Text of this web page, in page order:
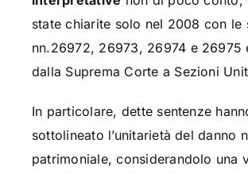
state chiarite solo nel 2008 con le
nn.26972, 26973, 26974 e 26975
dalla Suprema Corte a Sezioni
In particolare, dette sentenze
sottolineato l’unitarietà del danno
patrimoniale, considerandolo una